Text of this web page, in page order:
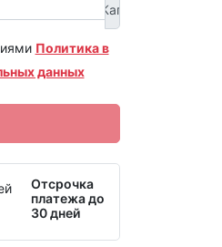
Политика в
данных
Отсрочка
платежа до
30 дней